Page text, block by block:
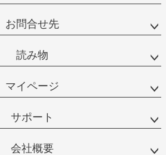
お問合せ先
読み物
マイページ
サポート
会社概要